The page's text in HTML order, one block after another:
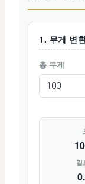
1. 무게 변
총 무게
킬